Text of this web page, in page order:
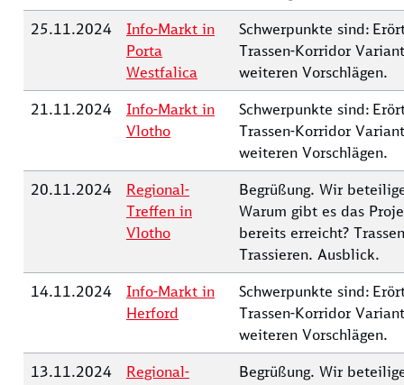
25.11.2024
Info-Markt in
Porta
Westfalica
Schwerpunkte sind:
Trassen-Korridor
weiteren Vorschlägen.
21.11.2024
Info-Markt in
Vlotho
Schwerpunkte sind:
Trassen-Korridor
weiteren Vorschlägen.
20.11.2024
Regional-
Treffen in
Vlotho
Begrüßung. Wir
Warum gibt es das
bereits erreicht?
Trassieren. Ausblick.
14.11.2024
Info-Markt in
Herford
Schwerpunkte sind:
Trassen-Korridor
weiteren Vorschlägen.
13.11.2024
Regional-
Begrüßung. Wir